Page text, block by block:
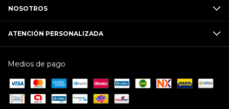
NOSOTROS
ATENCIÓN PERSONALIZADA
Medios de pago